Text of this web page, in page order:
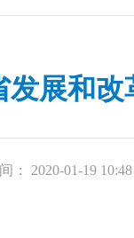
发展和改
： 2020-01-19 10:48